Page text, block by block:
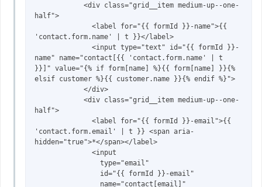
            <div class="grid__item medium-up--one-
half">
              <label for="{{ formId }}-name">{{
'contact.form.name' | t }}</label>
              <input type="text" id="{{ formId }}-
name" name="contact[{{ 'contact.form.name' | t
}}]" value="{% if form[name] %}{{ form[name] }}{%
elsif customer %}{{ customer.name }}{% endif %}">
            </div>
            <div class="grid__item medium-up--one-
half">
              <label for="{{ formId }}-email">{{
'contact.form.email' | t }} <span aria-
hidden="true">*</span></label>
              <input
                type="email"